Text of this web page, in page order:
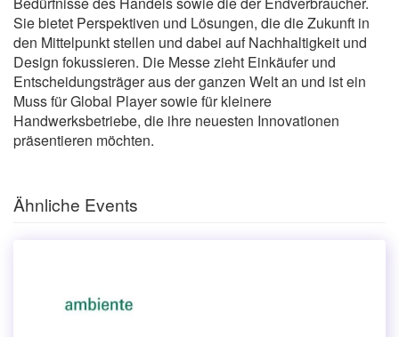
Sie bietet Perspektiven und Lösungen, die die Zukunft in
den Mittelpunkt stellen und dabei auf Nachhaltigkeit und
Design fokussieren. Die Messe zieht Einkäufer und
Entscheidungsträger aus der ganzen Welt an und ist ein
Muss für Global Player sowie für kleinere
Handwerksbetriebe, die ihre neuesten Innovationen
präsentieren möchten.
Ähnliche Events